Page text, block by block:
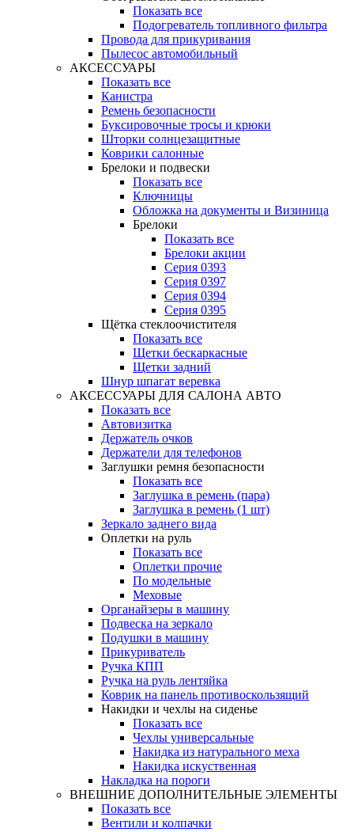
Показать все
Подогреватель топливного фильтра
Провода для прикуривания
Пылесос автомобильный
АКСЕССУАРЫ
Показать все
Канистра
Ремень безопасности
Буксировочные тросы и крюки
Шторки солнцезащитные
Коврики салонные
Брелоки и подвески
Показать все
Ключницы
Обложка на документы и Визиница
Брелоки
Показать все
Брелоки акции
Серия 0393
Серия 0397
Серия 0394
Серия 0395
Щётка стеклоочистителя
Показать все
Щетки бескаркасные
Щетки задний
Шнур шпагат веревка
АКСЕССУАРЫ ДЛЯ САЛОНА АВТО
Показать все
Автовизитка
Держатель очков
Держатели для телефонов
Заглушки ремня безопасности
Показать все
Заглушка в ремень (пара)
Заглушка в ремень (1 шт)
Зеркало заднего вида
Оплетки на руль
Показать все
Оплетки прочиe
По модельные
Меховые
Органайзеры в машину
Подвеска на зеркало
Подушки в машину
Прикуриватель
Ручка КПП
Ручка на руль лентяйка
Коврик на панель противоскользящий
Накидки и чехлы на сиденье
Показать все
Чехлы универсальные
Накидка из натурального меха
Накидка искуственная
Накладка на пороги
ВНЕШНИЕ ДОПОЛНИТЕЛЬНЫЕ ЭЛЕМЕНТЫ
Показать все
Вентили и колпачки